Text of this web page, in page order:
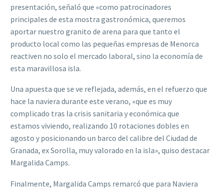
presentación, señaló que «como patrocinadores
principales de esta mostra gastronómica, queremos
aportar nuestro granito de arena para que tanto el
producto local como las pequeñas empresas de Menorca
reactiven no solo el mercado laboral, sino la economía de
esta maravillosa isla.
Una apuesta que se ve reflejada, además, en el refuerzo que
hace la naviera durante este verano, «que es muy
complicado tras la crisis sanitaria y económica que
estamos viviendo, realizando 10 rotaciones dobles en
agosto y posicionando un barco del calibre del Ciudad de
Granada, ex Sorolla, muy valorado en la isla», quiso destacar
Margalida Camps.
Finalmente, Margalida Camps remarcó que para Naviera